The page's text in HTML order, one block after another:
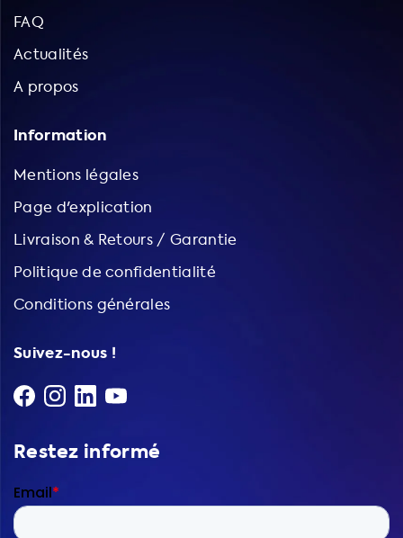
FAQ
Actualités
A propos
Information
Mentions légales
Page d'explication
Livraison & Retours / Garantie
Politique de confidentialité
Conditions générales
Suivez-nous !
Restez informé